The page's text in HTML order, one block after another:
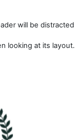
will be distracted
looking at its layout.